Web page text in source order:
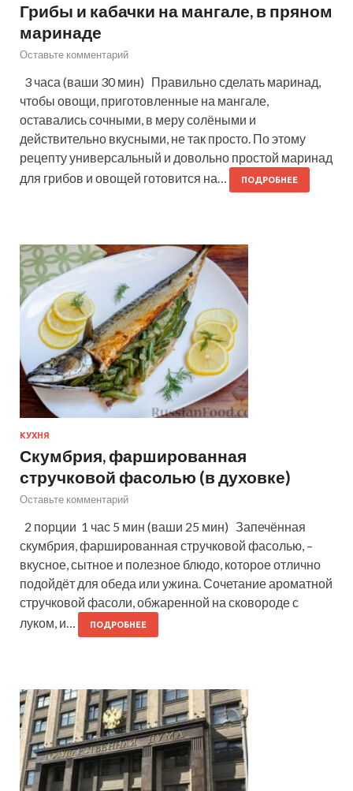
Грибы и кабачки на мангале, в пряном
маринаде
Оставьте комментарий
3 часа (ваши 30 мин) Правильно сделать маринад,
чтобы овощи, приготовленные на мангале,
оставались сочными, в меру солёными и
действительно вкусными, не так просто. По этому
рецепту универсальный и довольно простой маринад
для грибов и овощей готовится на…
ПОДРОБНЕЕ
КУХНЯ
Скумбрия, фаршированная
стручковой фасолью (в духовке)
Оставьте комментарий
2 порции 1 час 5 мин (ваши 25 мин) Запечённая
скумбрия, фаршированная стручковой фасолью, –
вкусное, сытное и полезное блюдо, которое отлично
подойдёт для обеда или ужина. Сочетание ароматной
стручковой фасоли, обжаренной на сковороде с
луком, и…
ПОДРОБНЕЕ